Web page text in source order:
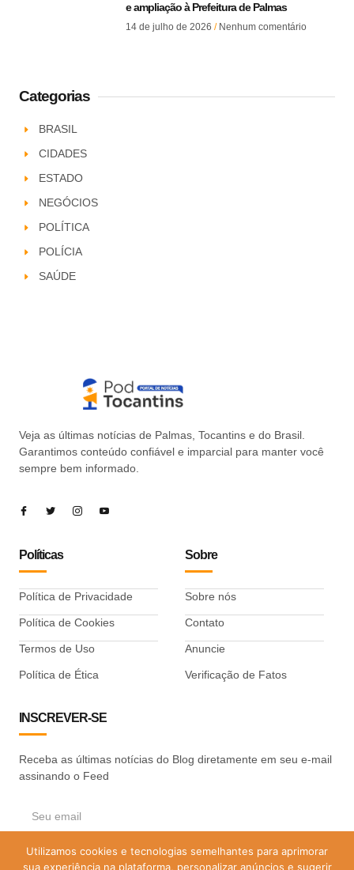
e ampliação à Prefeitura de Palmas
14 de julho de 2026 Nenhum comentário
Categorias
BRASIL
CIDADES
ESTADO
NEGÓCIOS
POLÍTICA
POLÍCIA
SAÚDE
Veja as últimas notícias de Palmas, Tocantins e do Brasil.
Garantimos conteúdo confiável e imparcial para manter você
sempre bem informado.
Políticas
Política de Privacidade
Política de Cookies
Termos de Uso
Política de Ética
Sobre
Sobre nós
Contato
Anuncie
Verificação de Fatos
INSCREVER-SE
Receba as últimas notícias do Blog diretamente em seu e-mail
assinando o Feed
ASSINAR
Utilizamos cookies e tecnologias semelhantes para aprimorar
sua experiência na plataforma, personalizar anúncios e sugerir